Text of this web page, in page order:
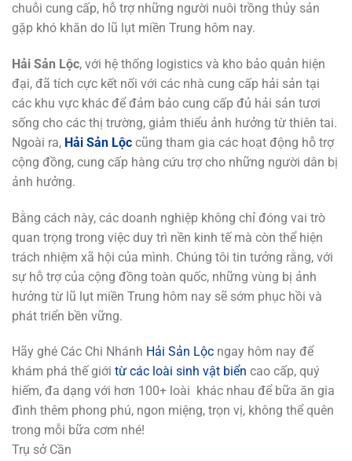
chuỗi cung cấp, hỗ trợ những người nuôi trồng thủy sản
gặp khó khăn do lũ lụt miền Trung hôm nay.
Hải Sản Lộc, với hệ thống logistics và kho bảo quản hiện
đại, đã tích cực kết nối với các nhà cung cấp hải sản tại
các khu vực khác để đảm bảo cung cấp đủ hải sản tươi
sống cho các thị trường, giảm thiểu ảnh hưởng từ thiên tai.
Ngoài ra, Hải Sản Lộc cũng tham gia các hoạt động hỗ trợ
cộng đồng, cung cấp hàng cứu trợ cho những người dân bị
ảnh hưởng.
Bằng cách này, các doanh nghiệp không chỉ đóng vai trò
quan trọng trong việc duy trì nền kinh tế mà còn thể hiện
trách nhiệm xã hội của mình. Chúng tôi tin tưởng rằng, với
sự hỗ trợ của cộng đồng toàn quốc, những vùng bị ảnh
hưởng từ lũ lụt miền Trung hôm nay sẽ sớm phục hồi và
phát triển bền vững.
Hãy ghé Các Chi Nhánh Hải Sản Lộc ngay hôm nay để
khám phá thế giới từ các loài sinh vật biển cao cấp, quý
hiếm, đa dạng với hơn 100+ loài khác nhau để bữa ăn gia
đình thêm phong phú, ngon miệng, trọn vị, không thể quên
trong mỗi bữa cơm nhé!
Trụ sở Cần